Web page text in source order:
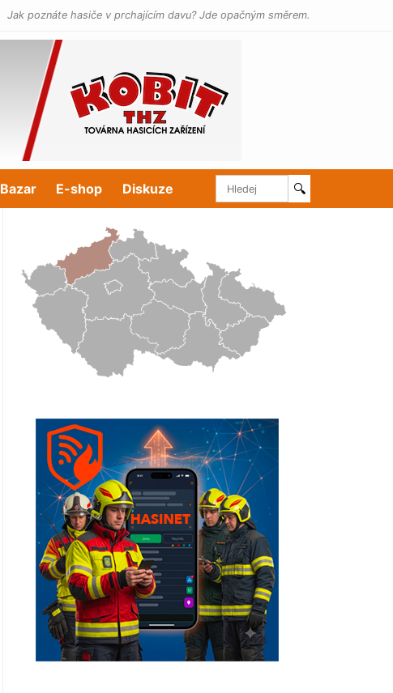
Jak poznáte hasiče v prchajícím davu? Jde opačným směrem.
Bazar E-shop Diskuze 🔍